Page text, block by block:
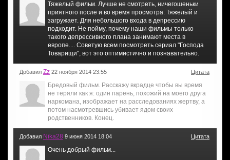
Тяжелый фильм. Лучше не смотреть, ничегошеньки
приятного после и во время просмотра. Тяжелый и
загружает. Для небольшого входа в депрессию
подходит. Не пойму, почему наши фильмы только
такого депрессивного плана занимают места в
европе.... Советую всем посмотреть сериал "Господа
Товарищи", вот это оптимистично и познавательно.
Добавил Zz 22 ноября 2014 23:55 Цитата
Бредовый фильм. Расскажу вкрадце чтобы вы время
не теряли как я: один парень, похожий на моего друга
наркомана, изображает на расследованиях жертву, а
потом насмотревшись убивает ядом своих
родственников. Конец.
Добавил Nika28 9 июня 2014 18:04 Цитата
Очень добрый фильм...